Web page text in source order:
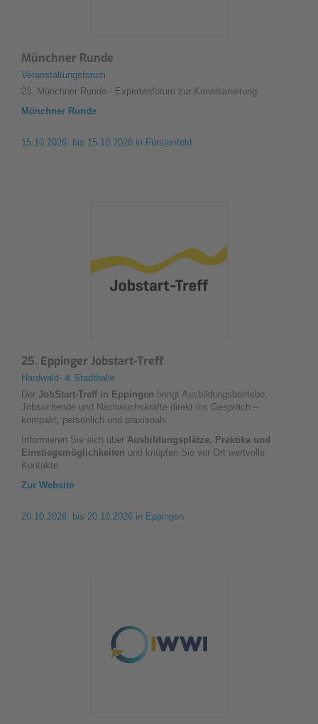
Münchner Runde
Veranstaltungsforum
23. Münchner Runde - Expertenforum zur Kanalsanierung
Münchner Runde
15.10.2026 bis 15.10.2026 in Fürstenfeld
25. Eppinger Jobstart-Treff
Hardwald- & Stadthalle
Der JobStart-Treff in Eppingen bringt Ausbildungsbetriebe,
Jobsuchende und Nachwuchskräfte direkt ins Gespräch –
kompakt, persönlich und praxisnah.
Informieren Sie sich über Ausbildungsplätze, Praktika und
Einstiegsmöglichkeiten und knüpfen Sie vor Ort wertvolle
Kontakte.
Zur Website
20.10.2026 bis 20.10.2026 in Eppingen